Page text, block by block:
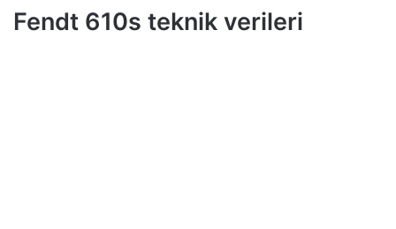
Fendt 610s teknik verileri